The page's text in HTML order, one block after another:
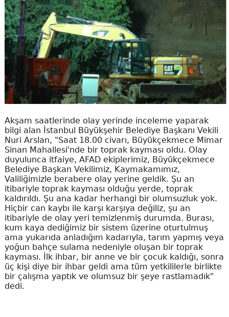
Akşam saatlerinde olay yerinde inceleme yaparak
bilgi alan İstanbul Büyükşehir Belediye Başkanı Vekili
Nuri Arslan, "Saat 18.00 civarı, Büyükçekmece Mimar
Sinan Mahallesi'nde bir toprak kayması oldu. Olay
duyulunca itfaiye, AFAD ekiplerimiz, Büyükçekmece
Belediye Başkan Vekilimiz, Kaymakamımız,
Valiliğimizle berabere olay yerine geldik. Şu an
itibariyle toprak kayması olduğu yerde, toprak
kaldırıldı. Şu ana kadar herhangi bir olumsuzluk yok.
Hiçbir can kaybı ile karşı karşıya değiliz, şu an
itibariyle de olay yeri temizlenmiş durumda. Burası,
kum kaya dediğimiz bir sistem üzerine oturtulmuş
ama yukarıda anladığım kadarıyla, tarım yapmış veya
yoğun bahçe sulama nedeniyle oluşan bir toprak
kayması. İlk ihbar, bir anne ve bir çocuk kaldığı, sonra
üç kişi diye bir ihbar geldi ama tüm yetkililerle birlikte
bir çalışma yaptık ve olumsuz bir şeye rastlamadık"
dedi.